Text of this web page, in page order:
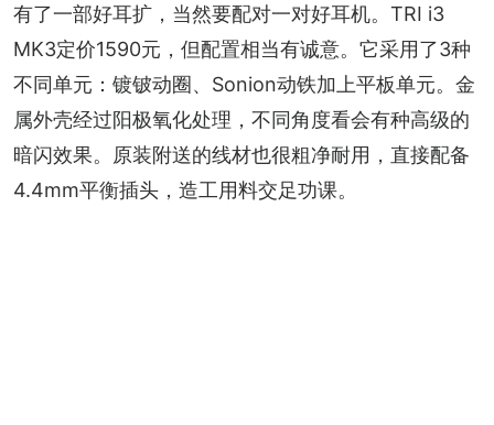
有了一部好耳扩，当然要配对一对好耳机。TRI i3
MK3定价1590元，但配置相当有诚意。它采用了3种
不同单元：镀铍动圈、Sonion动铁加上平板单元。金
属外壳经过阳极氧化处理，不同角度看会有种高级的
暗闪效果。原装附送的线材也很粗净耐用，直接配备
4.4mm平衡插头，造工用料交足功课。